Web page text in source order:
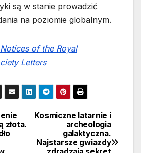
są w stanie prowadzić
na poziomie globalnym.
of the Royal
Letters
Kosmiczne latarnie i
archeologia
galaktyczna.
Najstarsze gwiazdy
złota.